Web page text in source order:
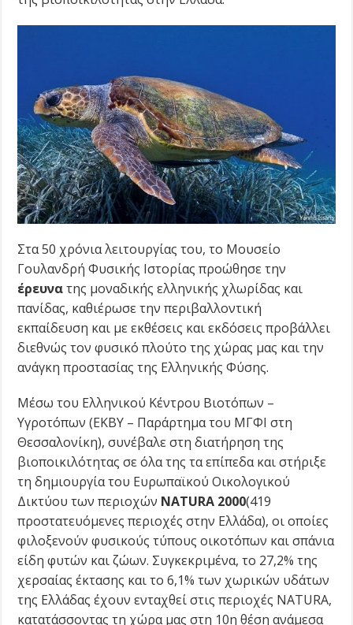
Στα 50 χρόνια λειτουργίας του, το Μουσείο
Γουλανδρή Φυσικής Ιστορίας προώθησε την
έρευνατης μοναδικής ελληνικής χλωρίδας και
πανίδας, καθιέρωσε την περιβαλλοντική
εκπαίδευση και με εκθέσεις και εκδόσεις προβάλλει
διεθνώς τον φυσικό πλούτο της χώρας μας και την
ανάγκη προστασίας της Ελληνικής Φύσης.
Μέσω του Ελληνικού Κέντρου Βιοτόπων –
Υγροτόπων (ΕΚΒΥ – Παράρτημα του ΜΓΦΙ στη
Θεσσαλονίκη), συνέβαλε στη διατήρηση της
βιοποικιλότητας σε όλα της τα επίπεδα και στήριξε
τη δημιουργία του Ευρωπαϊκού Οικολογικού
Δικτύου των περιοχών NATURA 2000(419
προστατευόμενες περιοχές στην Ελλάδα), οι οποίες
φιλοξενούν φυσικούς τύπους οικοτόπων και σπάνια
είδη φυτών και ζώων. Συγκεκριμένα, το 27,2% της
χερσαίας έκτασης και το 6,1% των χωρικών υδάτων
της Ελλάδας έχουν ενταχθεί στις περιοχές NATURA,
κατατάσσοντας τη χώρα μας στη 10η θέση ανάμεσα